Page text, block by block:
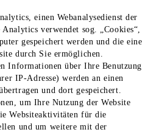
einen Webanalysedienst der
verwendet sog. „Cookies“,
gespeichert werden und die eine
durch Sie ermöglichen.
Informationen über Ihre Benutzung
IP-Adresse) werden an einen
und dort gespeichert.
um Ihre Nutzung der Website
Websiteaktivitäten für die
und um weitere mit der